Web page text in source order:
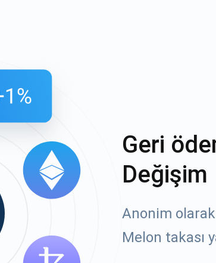
Geri
Değişim
Anonim
Melon takası